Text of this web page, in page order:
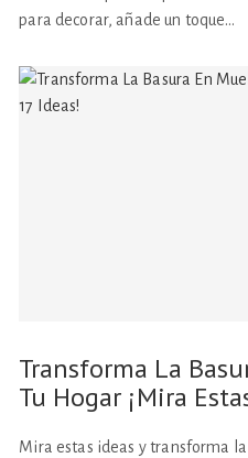
para decorar, añade un toque…
Transforma La
Tu Hogar ¡Mira
Mira estas ideas y transforma